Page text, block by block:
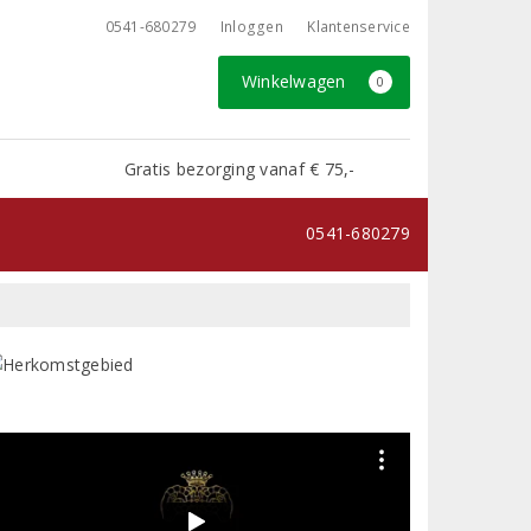
0541-680279 Inloggen Klantenservice
Winkelwagen 0
Gratis bezorging vanaf € 75,-
0541-680279